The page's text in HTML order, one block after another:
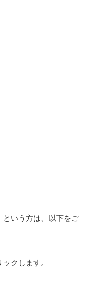
という方は、以下をご
クします。